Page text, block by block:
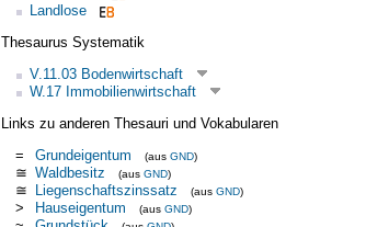
Landlose
Thesaurus Systematik
V.11.03 Bodenwirtschaft
W.17 Immobilienwirtschaft
Links zu anderen Thesauri und Vokabularen
=
Grundeigentum (aus GND)
≅ Waldbesitz (aus GND)
≅ Liegenschaftszinssatz (aus GND)
> Hauseigentum (aus GND)